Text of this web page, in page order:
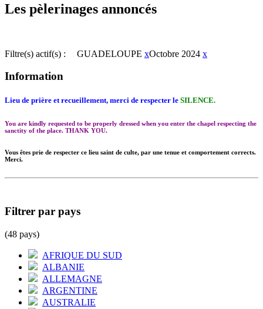
Les pèlerinages annoncés
Filtre(s) actif(s) : GUADELOUPE xOctobre 2024 x
Information
Lieu de prière et recueillement, merci de respecter le SILENCE.
You are kindly requested to be properly dressed when you enter the chapel respecting the
sanctity of the place. THANK YOU.
Vous êtes prie de respecter ce lieu saint de culte, par une tenue et comportement corrects.
Merci.
Filtrer par pays
(48 pays)
AFRIQUE DU SUD
ALBANIE
ALLEMAGNE
ARGENTINE
AUSTRALIE